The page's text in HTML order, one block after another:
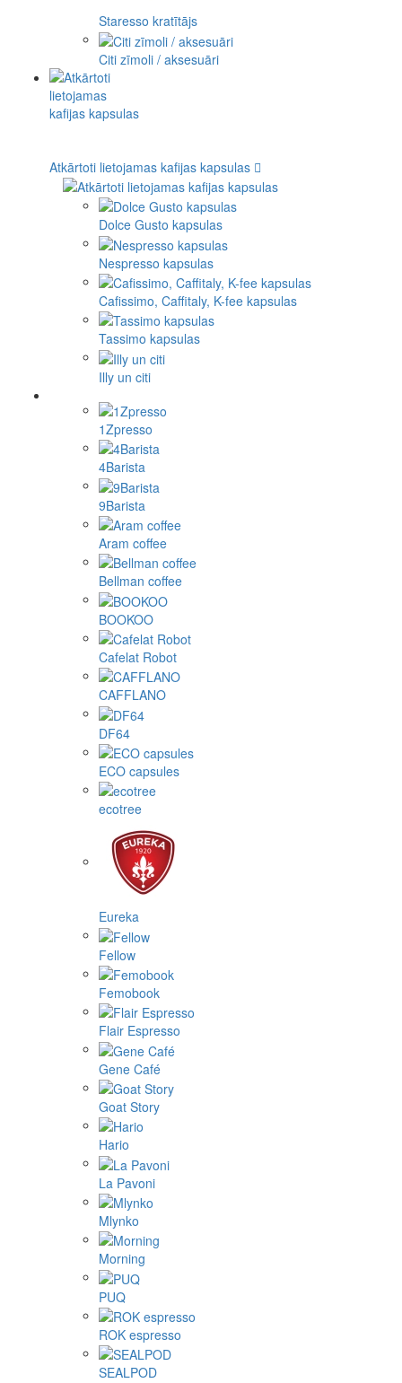
Staresso kratītājs
Citi zīmoli / aksesuāri
Atkārtoti lietojamas kafijas kapsulas
Dolce Gusto kapsulas
Nespresso kapsulas
Cafissimo, Caffitaly, K-fee kapsulas
Tassimo kapsulas
Illy un citi
1Zpresso
4Barista
9Barista
Aram coffee
Bellman coffee
BOOKOO
Cafelat Robot
CAFFLANO
DF64
ECO capsules
ecotree
Eureka
Fellow
Femobook
Flair Espresso
Gene Café
Goat Story
Hario
La Pavoni
Mlynko
Morning
PUQ
ROK espresso
SEALPOD